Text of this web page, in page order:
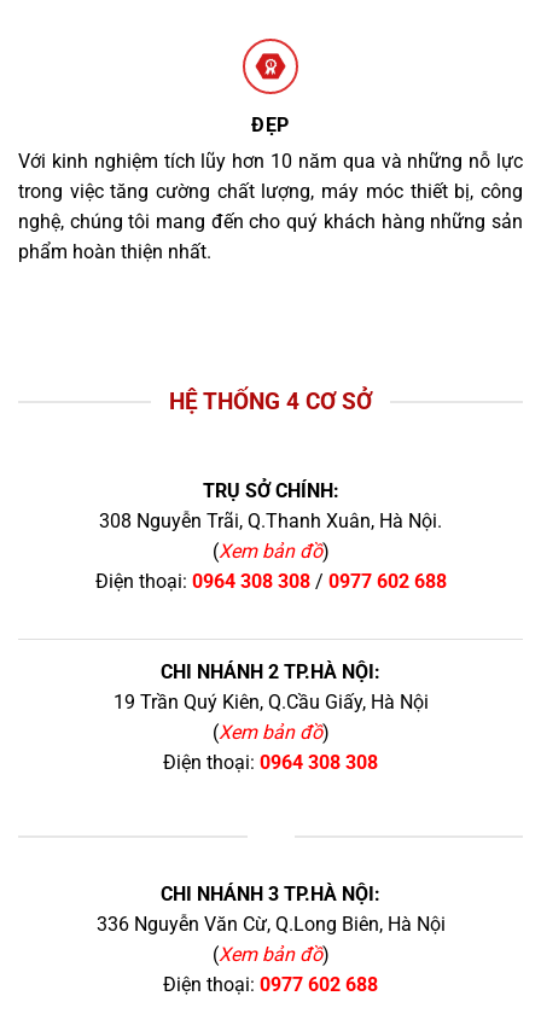
ĐẸP
Với kinh nghiệm tích lũy hơn 10 năm qua và những nỗ lực
trong việc tăng cường chất lượng, máy móc thiết bị, công
nghệ, chúng tôi mang đến cho quý khách hàng những sản
phẩm hoàn thiện nhất.
HỆ THỐNG 4 CƠ SỞ
TRỤ SỞ CHÍNH:
308 Nguyễn Trãi, Q.Thanh Xuân, Hà Nội.
(Xem bản đồ)
Điện thoại: 0964 308 308/ 0977 602 688
CHI NHÁNH 2 TP.HÀ NỘI:
19 Trần Quý Kiên, Q.Cầu Giấy, Hà Nội
(Xem bản đồ)
Điện thoại: 0964 308 308
CHI NHÁNH 3 TP.HÀ NỘI:
336 Nguyễn Văn Cừ, Q.Long Biên, Hà Nội
(Xem bản đồ)
Điện thoại: 0977 602 688